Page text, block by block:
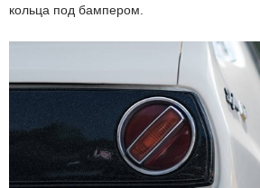
кольца под бампером.